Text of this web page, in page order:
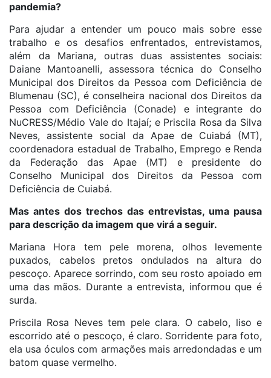
pandemia?
Para ajudar a entender um pouco mais sobre esse
trabalho e os desafios enfrentados, entrevistamos,
além da Mariana, outras duas assistentes sociais:
Daiane Mantoanelli, assessora técnica do Conselho
Municipal dos Direitos da Pessoa com Deficiência de
Blumenau (SC), é conselheira nacional dos Direitos da
Pessoa com Deficiência (Conade) e integrante do
NuCRESS/Médio Vale do Itajaí; e Priscila Rosa da Silva
Neves, assistente social da Apae de Cuiabá (MT),
coordenadora estadual de Trabalho, Emprego e Renda
da Federação das Apae (MT) e presidente do
Conselho Municipal dos Direitos da Pessoa com
Deficiência de Cuiabá.
Mas antes dos trechos das entrevistas, uma pausa
para descrição da imagem que virá a seguir.
Mariana Hora tem pele morena, olhos levemente
puxados, cabelos pretos ondulados na altura do
pescoço. Aparece sorrindo, com seu rosto apoiado em
uma das mãos. Durante a entrevista, informou que é
surda.
Priscila Rosa Neves tem pele clara. O cabelo, liso e
escorrido até o pescoço, é claro. Sorridente para foto,
ela usa óculos com armações mais arredondadas e um
batom quase vermelho.